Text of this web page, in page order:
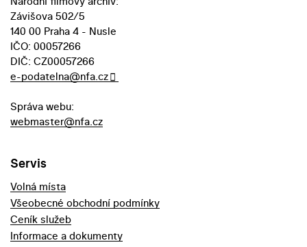
Závišova 502/5
140 00 Praha 4 - Nusle
IČO: 00057266
DIČ: CZ00057266
e-podatelna@nfa.cz
Správa webu:
webmaster@nfa.cz
Servis
Volná místa
Všeobecné obchodní podmínky
Ceník služeb
Informace a dokumenty